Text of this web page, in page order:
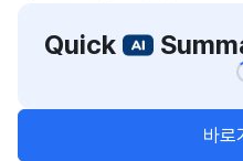
Quick
바로